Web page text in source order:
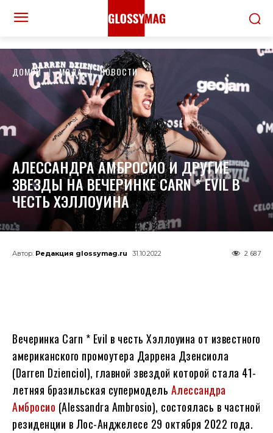
ДОМОЙ МОДА НОВОСТИ
АЛЕССАНДРА АМБРОСИО И ДРУГИЕ
ЗВЕЗДЫ НА ВЕЧЕРИНКЕ CARN * EVIL В
ЧЕСТЬ ХЭЛЛОУИНА
Автор: Редакция glossymag.ru 31.10.2022 2 687
Вечеринка Carn * Evil в честь Хэллоуина от известного
американского промоутера Даррена Дзенсиола
(Darren Dzienciol), главной звездой которой стала 41-
летняя бразильская супермодель Алессандра
Амбросио (Alessandra Ambrosio), состоялась в частной
резиденции в Лос-Анджелесе 29 октября 2022 года.